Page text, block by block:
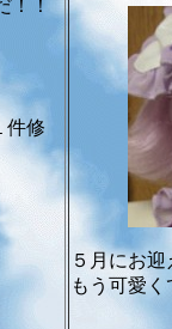
！！
件修
５月にお
もう可愛